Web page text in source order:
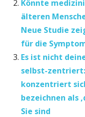
Könnte
älteren
Neue Studie
für die
Es ist nicht
selbst-
konzentriert
bezeichnen als
Sie sind